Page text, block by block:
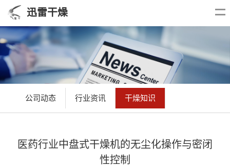
迅雷干燥
公司动态 行业资讯 干燥知识
医药行业中盘式干燥机的无尘化操作与密闭
性控制